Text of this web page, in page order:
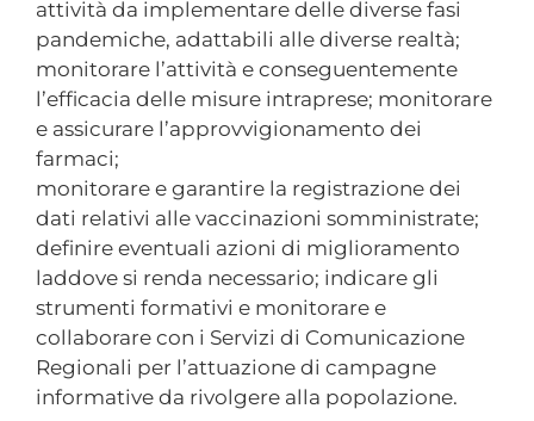
attività da implementare delle diverse fasi
pandemiche, adattabili alle diverse realtà;
monitorare l’attività e conseguentemente
l’efficacia delle misure intraprese; monitorare
e assicurare l’approvvigionamento dei
farmaci;
monitorare e garantire la registrazione dei
dati relativi alle vaccinazioni somministrate;
definire eventuali azioni di miglioramento
laddove si renda necessario; indicare gli
strumenti formativi e monitorare e
collaborare con i Servizi di Comunicazione
Regionali per l’attuazione di campagne
informative da rivolgere alla popolazione.